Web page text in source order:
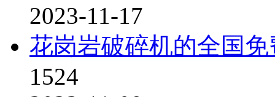
2023-11-17
花岗岩破碎机的全国
1524